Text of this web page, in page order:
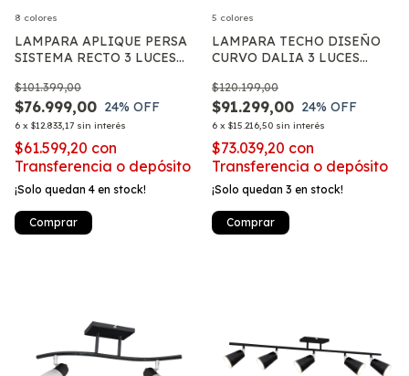
LAMPARA APLIQUE PERSA
SISTEMA RECTO 3 LUCES
$76.999,00
$101.399,00
24% OFF
6 x $12.833,17 sin interés
$61.599,20 con
Transferencia o depósito
¡Solo quedan 4 en stock!
8 colores
Comprar
LAMPARA TECHO DISEÑO
CURVO DALIA 3 LUCES
APTO E27
$91.299,00
$120.199,00
24% OFF
6 x $15.216,50 sin interés
$73.039,20 con
Transferencia o depósito
¡Solo quedan 3 en stock!
5 colores
Comprar